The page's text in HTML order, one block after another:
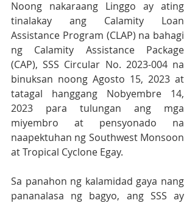
Noong nakaraang Linggo ay ating
tinalakay ang Calamity Loan
Assistance Program (CLAP) na bahagi
ng Calamity Assistance Package
(CAP), SSS Circular No. 2023-004 na
binuksan noong Agosto 15, 2023 at
tatagal hanggang Nobyembre 14,
2023 para tulungan ang mga
miyembro at pensyonado na
naapektuhan ng Southwest Monsoon
at Tropical Cyclone Egay.
Sa panahon ng kalamidad gaya nang
pananalasa ng bagyo, ang SSS ay